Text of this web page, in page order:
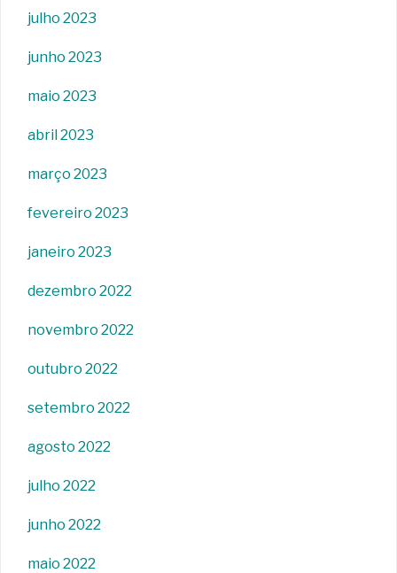
julho 2023
junho 2023
maio 2023
abril 2023
março 2023
fevereiro 2023
janeiro 2023
dezembro 2022
novembro 2022
outubro 2022
setembro 2022
agosto 2022
julho 2022
junho 2022
maio 2022